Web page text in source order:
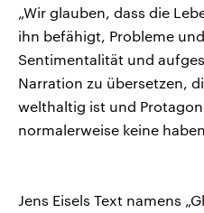
„Wir glauben, dass die
ihn befähigt, Probleme
Sentimentalität und
Narration zu übersetzen,
welthaltig ist und
normalerweise keine
Jens Eisels Text namens